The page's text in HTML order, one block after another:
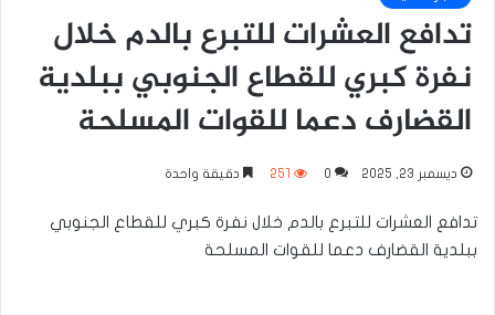
تدافع العشرات للتبرع بالدم خلال
نفرة كبري للقطاع الجنوبي ببلدية
القضارف دعما للقوات المسلحة
ديسمبر 23, 2025 0
251 دقيقة واحدة
تدافع العشرات للتبرع بالدم خلال نفرة كبري للقطاع الجنوبي
ببلدية القضارف دعما للقوات المسلحة